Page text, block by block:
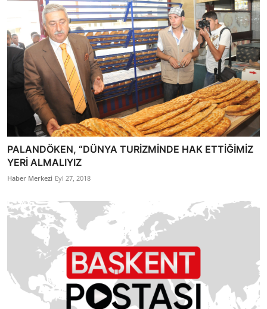
PALANDÖKEN, “DÜNYA TURİZMİNDE HAK ETTİĞİMİZ
YERİ ALMALIYIZ
Haber Merkezi Eyl 27, 2018